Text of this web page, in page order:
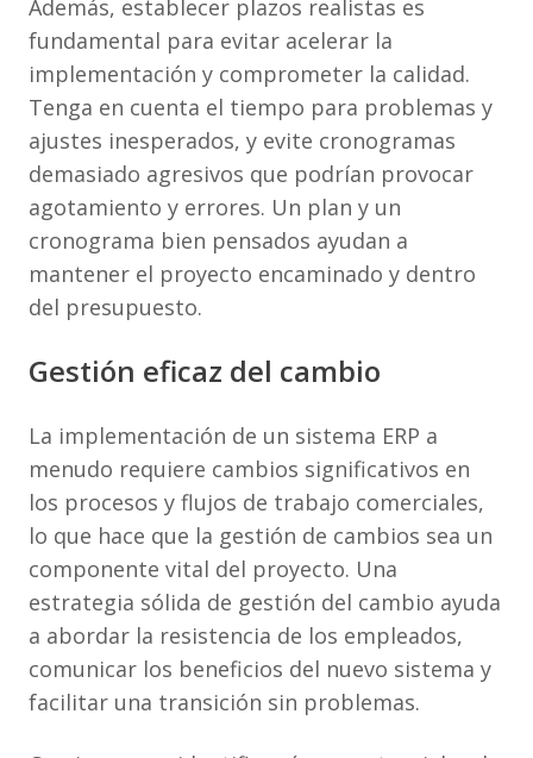
Además, establecer plazos realistas es
fundamental para evitar acelerar la
implementación y comprometer la calidad.
Tenga en cuenta el tiempo para problemas y
ajustes inesperados, y evite cronogramas
demasiado agresivos que podrían provocar
agotamiento y errores. Un plan y un
cronograma bien pensados ​​ayudan a
mantener el proyecto encaminado y dentro
del presupuesto.
Gestión eficaz del cambio
La implementación de un sistema ERP a
menudo requiere cambios significativos en
los procesos y flujos de trabajo comerciales,
lo que hace que la gestión de cambios sea un
componente vital del proyecto. Una
estrategia sólida de gestión del cambio ayuda
a abordar la resistencia de los empleados,
comunicar los beneficios del nuevo sistema y
facilitar una transición sin problemas.